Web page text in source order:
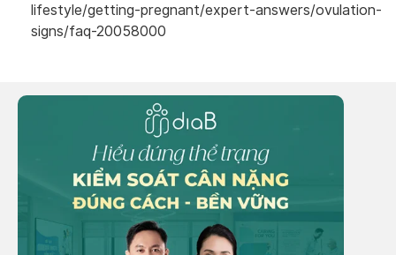
lifestyle/getting-pregnant/expert-answers/ovulation-
signs/faq-20058000